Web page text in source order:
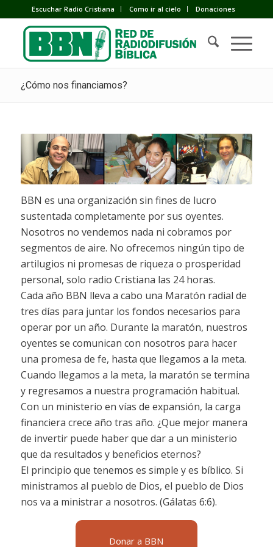
Escuchar Radio Cristiana Como ir al cielo Donaciones
¿Cómo nos financiamos?
BBN es una organización sin fines de lucro
sustentada completamente por sus oyentes.
Nosotros no vendemos nada ni cobramos por
segmentos de aire. No ofrecemos ningún tipo de
artilugios ni promesas de riqueza o prosperidad
personal, solo radio Cristiana las 24 horas.
Cada año BBN lleva a cabo una Maratón radial de
tres días para juntar los fondos necesarios para
operar por un año. Durante la maratón, nuestros
oyentes se comunican con nosotros para hacer
una promesa de fe, hasta que llegamos a la meta.
Cuando llegamos a la meta, la maratón se termina
y regresamos a nuestra programación habitual.
Con un ministerio en vías de expansión, la carga
financiera crece año tras año. ¿Que mejor manera
de invertir puede haber que dar a un ministerio
que da resultados y beneficios eternos?
El principio que tenemos es simple y es bíblico. Si
ministramos al pueblo de Dios, el pueblo de Dios
nos va a ministrar a nosotros. (Gálatas 6:6).
Donar a BBN